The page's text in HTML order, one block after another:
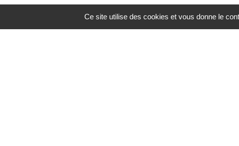
Ce site utilise des cookies et vous donne le